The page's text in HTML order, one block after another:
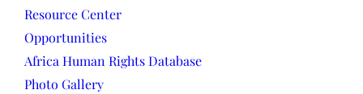
Resource Center
Opportunities
Africa Human Rights Database
Photo Gallery